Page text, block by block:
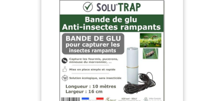
ou fissurée, il est recommandé de bien appuyer la
bande et de contrôler régulièrement les raccords
de cet anneau de colle auto-adhésif. Parfait pour
la Protection des Arbres: Cette bande glue arbre
forme une barrière physique autour du tronc.
Cette protection tronc contre fourmis et phalènes
brumeuses convient aux cerisiers, pommiers,
pruniers et autres arbres fruitiers afin d’aider à
intercepter les insectes rampants directement sur
le tronc, avant qu’ils ne montent vers les
branches. Remarque sur la Fixation: Notre
ensemble contient en plus 40 morceaux de fils de
fer d’environ 23 cm, qui peuvent être utilisés selon
les besoins comme simple aide de fixation